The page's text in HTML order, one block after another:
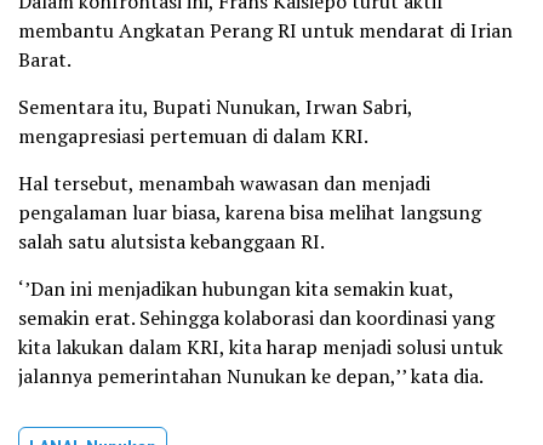
membantu Angkatan Perang RI untuk mendarat di Irian
Barat.
Sementara itu, Bupati Nunukan, Irwan Sabri,
mengapresiasi pertemuan di dalam KRI.
Hal tersebut, menambah wawasan dan menjadi
pengalaman luar biasa, karena bisa melihat langsung
salah satu alutsista kebanggaan RI.
‘’Dan ini menjadikan hubungan kita semakin kuat,
semakin erat. Sehingga kolaborasi dan koordinasi yang
kita lakukan dalam KRI, kita harap menjadi solusi untuk
jalannya pemerintahan Nunukan ke depan,’’ kata dia.